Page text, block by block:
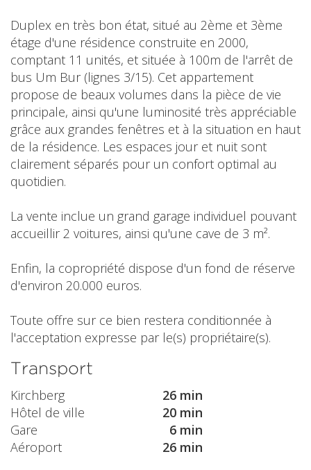
Duplex en très bon état, situé au 2ème et 3ème
étage d'une résidence construite en 2000,
comptant 11 unités, et située à 100m de l'arrêt de
bus Um Bur (lignes 3/15). Cet appartement
propose de beaux volumes dans la pièce de vie
principale, ainsi qu'une luminosité très appréciable
grâce aux grandes fenêtres et à la situation en haut
de la résidence. Les espaces jour et nuit sont
clairement séparés pour un confort optimal au
quotidien.
La vente inclue un grand garage individuel pouvant
accueillir 2 voitures, ainsi qu'une cave de 3 m².
Enfin, la copropriété dispose d'un fond de réserve
d'environ 20.000 euros.
Toute offre sur ce bien restera conditionnée à
l'acceptation expresse par le(s) propriétaire(s).
Transport
Kirchberg
26 min
Hôtel de ville
20 min
Gare
6 min
Aéroport
26 min